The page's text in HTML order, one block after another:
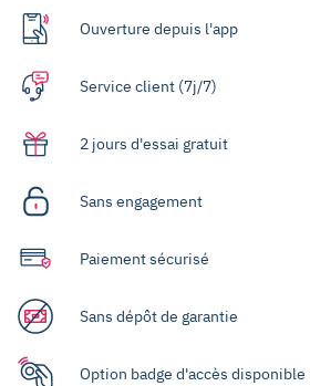
Ouverture depuis l'app
Service client (7j/7)
2 jours d'essai gratuit
Sans engagement
Paiement sécurisé
Sans dépôt de garantie
Option badge d'accès disponible